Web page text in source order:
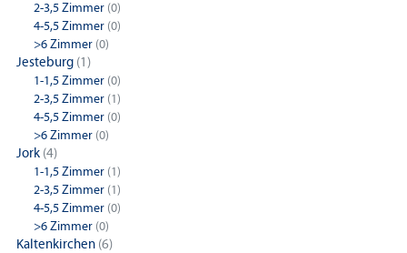
2-3,5 Zimmer (0)
4-5,5 Zimmer (0)
>6 Zimmer (0)
Jesteburg (1)
1-1,5 Zimmer (0)
2-3,5 Zimmer (1)
4-5,5 Zimmer (0)
>6 Zimmer (0)
Jork (4)
1-1,5 Zimmer (1)
2-3,5 Zimmer (1)
4-5,5 Zimmer (0)
>6 Zimmer (0)
Kaltenkirchen (6)